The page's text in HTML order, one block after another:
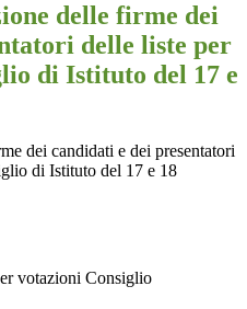
delle firme dei
delle liste per
di Istituto del 17 e
dei candidati e dei presentatori
di Istituto del 17 e 18
votazioni Consiglio